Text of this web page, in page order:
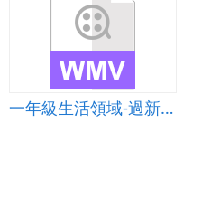
一年級生活領域-過新年(六)